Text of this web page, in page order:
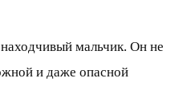
мальчик. Он не
и даже опасной